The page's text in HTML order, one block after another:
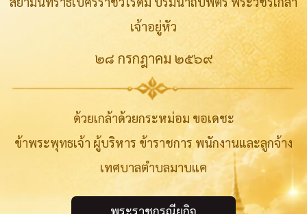
เจ้าอยู่หัว
๒๘ กรกฎาคม ๒๕๖๙
ด้วยเกล้าด้วยกระหม่อม ขอเดชะ
ข้าพระพุทธเจ้า ผู้บริหาร ข้าราชการ พนักงานและลูกจ้าง
เทศบาลตำบลมาบแค